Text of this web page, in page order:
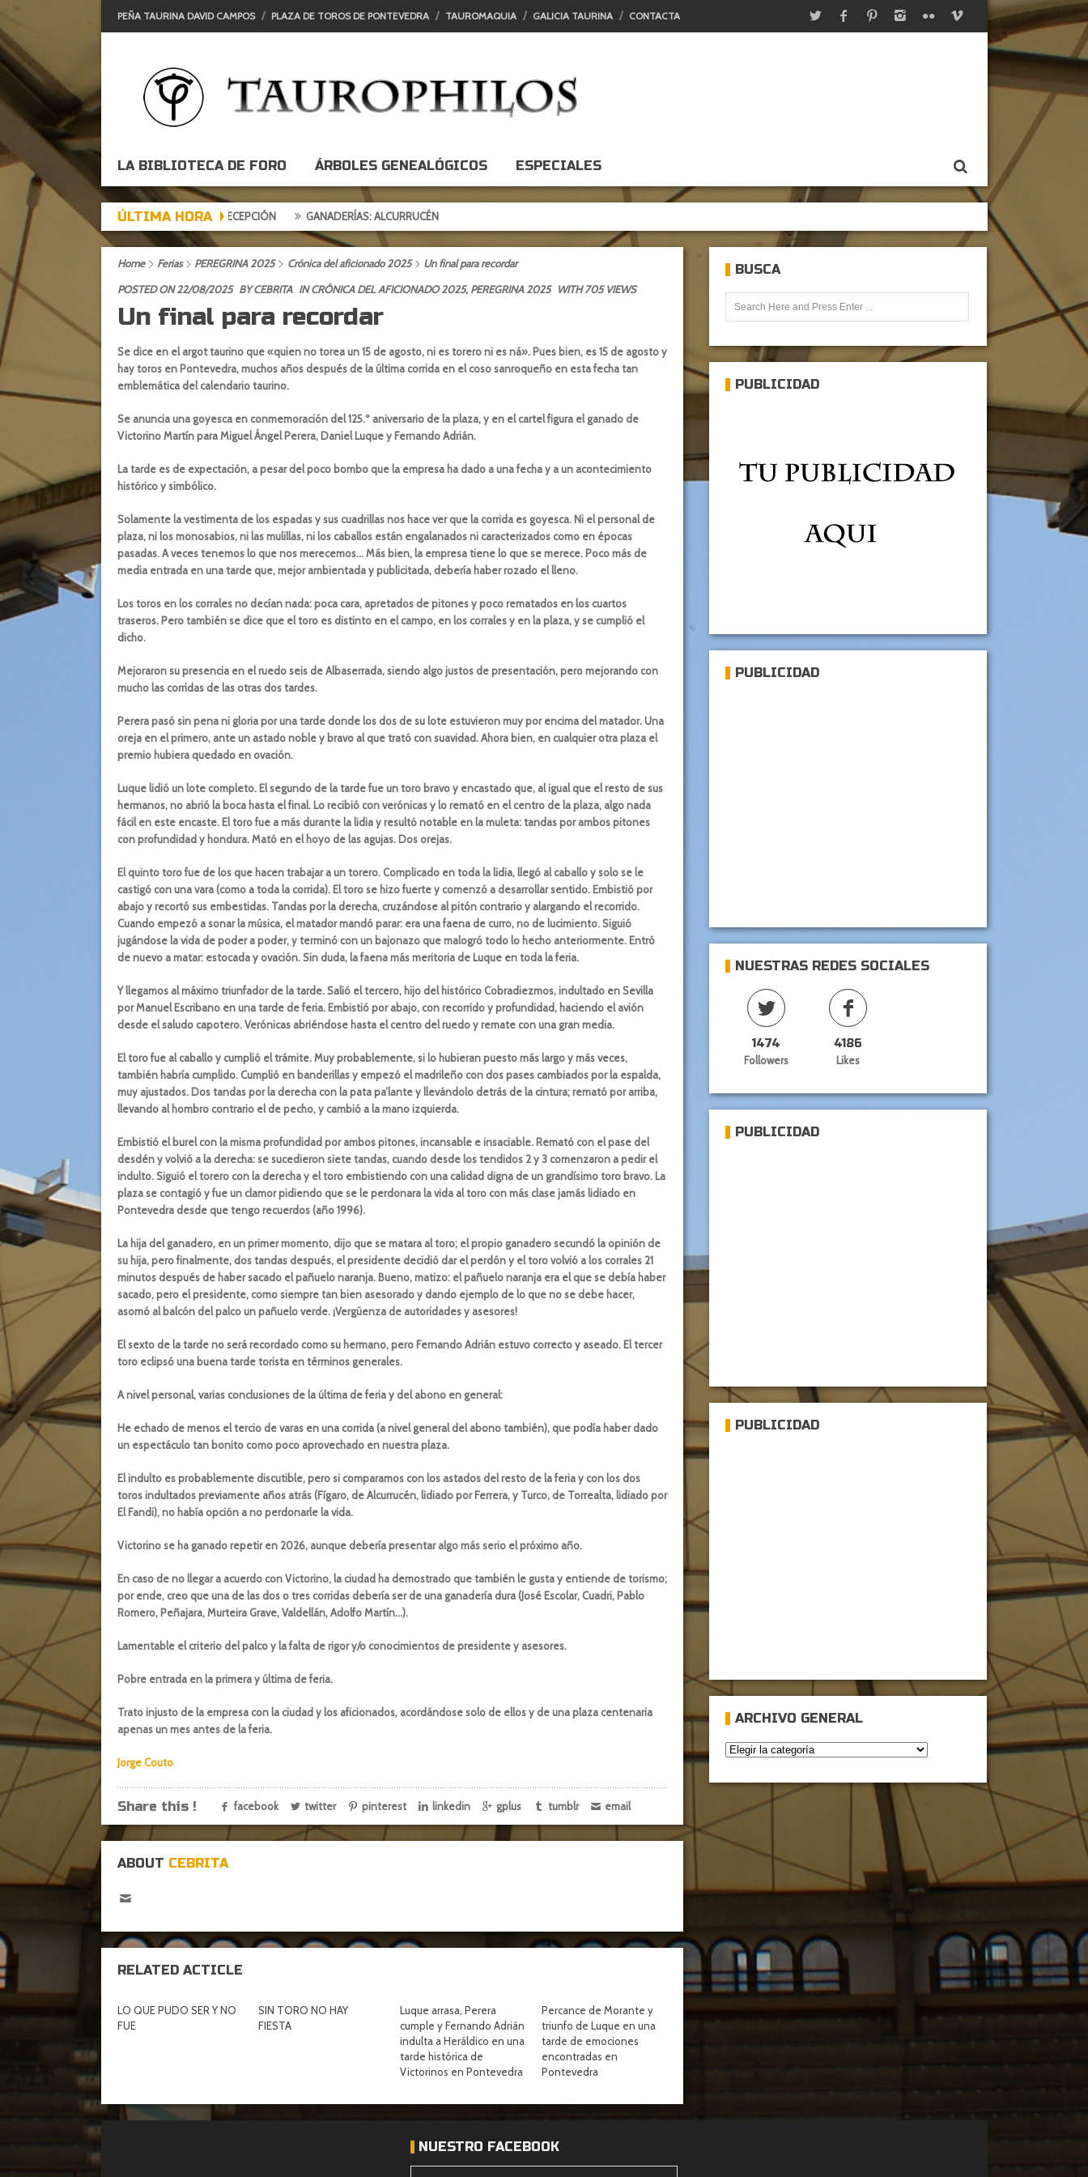
PEÑA TAURINA DAVID CAMPOS PLAZA DE TOROS DE PONTEVEDRA TAUROMAQUIA GALICIA TAURINA CONTACTA
LA BIBLIOTECA DE FORO ÁRBOLES GENEALÓGICOS ESPECIALES
ÚLTIMA HORA
DE EXPECTACIÓN, TARDE DE DECEPCIÓN GANADERÍAS: ALCURRUCÉN
Home Ferias PEREGRINA 2025 Crónica del aficionado 2025
Un final para recordar
POSTED ON 22/08/2025 BYCEBRITA INCRÓNICA DEL AFICIONADO 2025, PEREGRINA 2025 WITH 705 VIEWS
Un final para recordar
Se dice en el argot taurino que «quien no torea un 15 de agosto, ni es torero ni es ná». Pues bien, es 15 de agosto y
hay toros en Pontevedra, muchos años después de la última corrida en el coso sanroqueño en esta fecha tan
emblemática del calendario taurino.
Se anuncia una goyesca en conmemoración del 125.º aniversario de la plaza, y en el cartel figura el ganado de
Victorino Martín para Miguel Ángel Perera, Daniel Luque y Fernando Adrián.
La tarde es de expectación, a pesar del poco bombo que la empresa ha dado a una fecha y a un acontecimiento
histórico y simbólico.
Solamente la vestimenta de los espadas y sus cuadrillas nos hace ver que la corrida es goyesca. Ni el personal de
plaza, ni los monosabios, ni las mulillas, ni los caballos están engalanados ni caracterizados como en épocas
pasadas. A veces tenemos lo que nos merecemos… Más bien, la empresa tiene lo que se merece. Poco más de
media entrada en una tarde que, mejor ambientada y publicitada, debería haber rozado el lleno.
Los toros en los corrales no decían nada: poca cara, apretados de pitones y poco rematados en los cuartos
traseros. Pero también se dice que el toro es distinto en el campo, en los corrales y en la plaza, y se cumplió el
dicho.
Mejoraron su presencia en el ruedo seis de Albaserrada, siendo algo justos de presentación, pero mejorando con
mucho las corridas de las otras dos tardes.
Perera pasó sin pena ni gloria por una tarde donde los dos de su lote estuvieron muy por encima del matador. Una
oreja en el primero, ante un astado noble y bravo al que trató con suavidad. Ahora bien, en cualquier otra plaza el
premio hubiera quedado en ovación.
Luque lidió un lote completo. El segundo de la tarde fue un toro bravo y encastado que, al igual que el resto de sus
hermanos, no abrió la boca hasta el final. Lo recibió con verónicas y lo remató en el centro de la plaza, algo nada
fácil en este encaste. El toro fue a más durante la lidia y resultó notable en la muleta: tandas por ambos pitones
con profundidad y hondura. Mató en el hoyo de las agujas. Dos orejas.
El quinto toro fue de los que hacen trabajar a un torero. Complicado en toda la lidia, llegó al caballo y solo se le
castigó con una vara (como a toda la corrida). El toro se hizo fuerte y comenzó a desarrollar sentido. Embistió por
abajo y recortó sus embestidas. Tandas por la derecha, cruzándose al pitón contrario y alargando el recorrido.
Cuando empezó a sonar la música, el matador mandó parar: era una faena de curro, no de lucimiento. Siguió
jugándose la vida de poder a poder, y terminó con un bajonazo que malogró todo lo hecho anteriormente. Entró
de nuevo a matar: estocada y ovación. Sin duda, la faena más meritoria de Luque en toda la feria.
Y llegamos al máximo triunfador de la tarde. Salió el tercero, hijo del histórico Cobradiezmos, indultado en Sevilla
por Manuel Escribano en una tarde de feria. Embistió por abajo, con recorrido y profundidad, haciendo el avión
desde el saludo capotero. Verónicas abriéndose hasta el centro del ruedo y remate con una gran media.
El toro fue al caballo y cumplió el trámite. Muy probablemente, si lo hubieran puesto más largo y más veces,
también habría cumplido. Cumplió en banderillas y empezó el madrileño con dos pases cambiados por la espalda,
muy ajustados. Dos tandas por la derecha con la pata pa’lante y llevándolo detrás de la cintura; remató por arriba,
llevando al hombro contrario el de pecho, y cambió a la mano izquierda.
Embistió el burel con la misma profundidad por ambos pitones, incansable e insaciable. Remató con el pase del
desdén y volvió a la derecha: se sucedieron siete tandas, cuando desde los tendidos 2 y 3 comenzaron a pedir el
indulto. Siguió el torero con la derecha y el toro embistiendo con una calidad digna de un grandísimo toro bravo. La
plaza se contagió y fue un clamor pidiendo que se le perdonara la vida al toro con más clase jamás lidiado en
Pontevedra desde que tengo recuerdos (año 1996).
La hija del ganadero, en un primer momento, dijo que se matara al toro; el propio ganadero secundó la opinión de
su hija, pero finalmente, dos tandas después, el presidente decidió dar el perdón y el toro volvió a los corrales 21
minutos después de haber sacado el pañuelo naranja. Bueno, matizo: el pañuelo naranja era el que se debía haber
sacado, pero el presidente, como siempre tan bien asesorado y dando ejemplo de lo que no se debe hacer,
asomó al balcón del palco un pañuelo verde. ¡Vergüenza de autoridades y asesores!
El sexto de la tarde no será recordado como su hermano, pero Fernando Adrián estuvo correcto y aseado. El tercer
toro eclipsó una buena tarde torista en términos generales.
A nivel personal, varias conclusiones de la última de feria y del abono en general:
He echado de menos el tercio de varas en una corrida (a nivel general del abono también), que podía haber dado
un espectáculo tan bonito como poco aprovechado en nuestra plaza.
El indulto es probablemente discutible, pero si comparamos con los astados del resto de la feria y con los dos
toros indultados previamente años atrás (Fígaro, de Alcurrucén, lidiado por Ferrera, y Turco, de Torrealta, lidiado por
El Fandi), no había opción a no perdonarle la vida.
Victorino se ha ganado repetir en 2026, aunque debería presentar algo más serio el próximo año.
En caso de no llegar a acuerdo con Victorino, la ciudad ha demostrado que también le gusta y entiende de torismo;
por ende, creo que una de las dos o tres corridas debería ser de una ganadería dura (José Escolar, Cuadri, Pablo
Romero, Peñajara, Murteira Grave, Valdellán, Adolfo Martín…).
Lamentable el criterio del palco y la falta de rigor y/o conocimientos de presidente y asesores.
Pobre entrada en la primera y última de feria.
Trato injusto de la empresa con la ciudad y los aficionados, acordándose solo de ellos y de una plaza centenaria
apenas un mes antes de la feria.
Jorge Couto
Share this ! facebook twitter pinterest linkedin gplus tumblr email
ABOUT CEBRITA
RELATED ACTICLE
LO QUE PUDO SER Y NO
FUE
SIN TORO NO HAY
FIESTA
Luque arrasa, Perera
cumple y Fernando Adrián
indulta a Heráldico en una
tarde histórica de
Victorinos en Pontevedra
Percance de Morante y
triunfo de Luque en una
tarde de emociones
encontradas en
Pontevedra
BUSCA
PUBLICIDAD
PUBLICIDAD
NUESTRAS REDES SOCIALES
1474
Followers
4186
Likes
PUBLICIDAD
PUBLICIDAD
ARCHIVO GENERAL
NUESTRO FACEBOOK